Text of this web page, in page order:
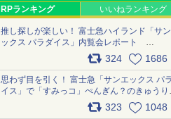
RPランキング いいねランキング
推し探しが楽しい！ 富士急ハイランド「サ
ックス パラダイス」内覧会レポート
324 1686
思わず目を引く！ 富士急「サンエックス パ
イス」で「すみっコ」ぺんぎん？のきゅうり
ッグを食べてみた イラストそのままのメニ
ー化に挑戦。これが意外にもおいしい
323 1048